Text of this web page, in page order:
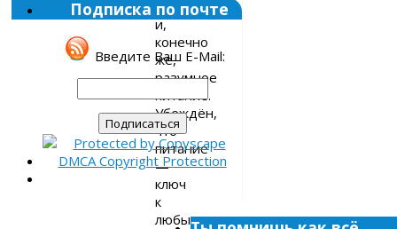
здоровье,
и,
конечно
же,
разумное
питание.
Убеждён,
что
питание
—
ключ
к
любым
Подписка по почте
Введите Ваш E-Mail: